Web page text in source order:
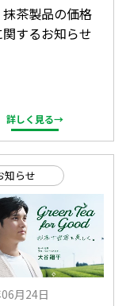
茶製品の価格
するお知らせ
詳しく見る→
知らせ
月24日